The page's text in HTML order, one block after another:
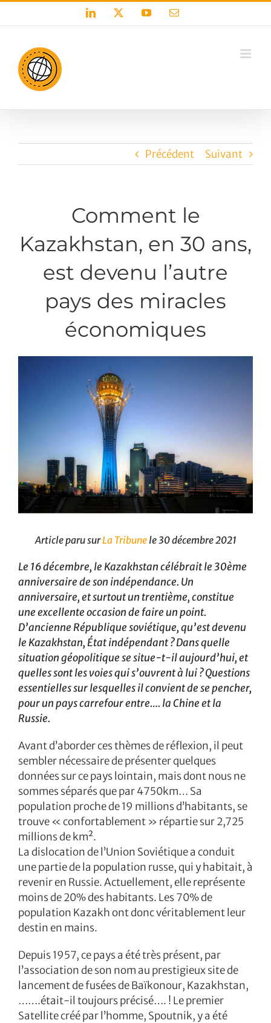
LinkedIn YouTubeEmail
Précédent Suivant
Comment le
Kazakhstan, en 30 ans,
est devenu l’autre
pays des miracles
économiques
Article paru surLa Tribunele 30 décembre 2021
Le 16 décembre, le Kazakhstan célébrait le 30ème
anniversaire de son indépendance. Un
anniversaire, et surtout un trentième, constitue
une excellente occasion de faire un point.
D’ancienne République soviétique, qu’est devenu
le Kazakhstan, État indépendant ? Dans quelle
situation géopolitique se situe-t-il aujourd’hui, et
quelles sont les voies qui s’ouvrent à lui ? Questions
essentielles sur lesquelles il convient de se pencher,
pour un pays carrefour entre…. la Chine et la
Russie.
Avant d’aborder ces thèmes de réflexion, il peut
sembler nécessaire de présenter quelques
données sur ce pays lointain, mais dont nous ne
sommes séparés que par 4750km… Sa
population proche de 19 millions d’habitants, se
trouve « confortablement » répartie sur 2,725
millions de km².
La dislocation de l’Union Soviétique a conduit
une partie de la population russe, qui y habitait, à
revenir en Russie. Actuellement, elle représente
moins de 20% des habitants. Les 70% de
population Kazakh ont donc véritablement leur
destin en mains.
Depuis 1957, ce pays a été très présent, par
l’association de son nom au prestigieux site de
lancement de fusées de Baïkonour, Kazakhstan,
…….était-il toujours précisé…. ! Le premier
Satellite créé par l’homme, Spoutnik, y a été